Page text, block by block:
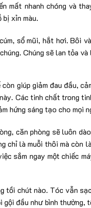
mất nhanh chóng và
bị xỉn màu.
sổ mũi, hắt hơi. Bôi
Chúng sẽ lan tỏa
giúp giảm đau đầu,
Các tinh chất trong
hứng sáng tạo cho mọi
căn phòng sẽ luôn
chỉ là muỗi thôi mà còn
sắm ngay một chiếc
tồi chút nào. Tóc vẫn
đầu như bình